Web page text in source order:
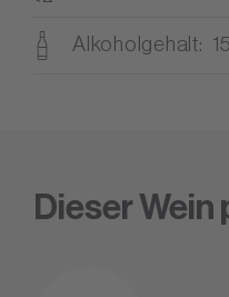
Alkoholgehalt
Dieser Wein